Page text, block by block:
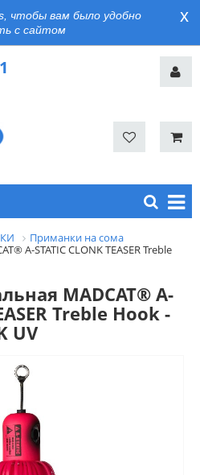
чтобы вам было удобно
с сайтом
x
Приманки на сома
A-STATIC CLONK TEASER Treble
MADCAT® A-
Treble Hook -
UV